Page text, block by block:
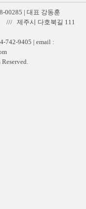
00285 | 대표 강동훈
/// 제주시 다호북길 111
742-9405 | email :